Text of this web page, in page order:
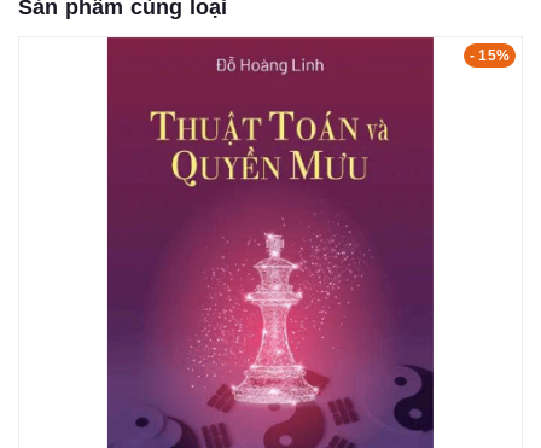
Sản phẩm cùng loại
- 15%